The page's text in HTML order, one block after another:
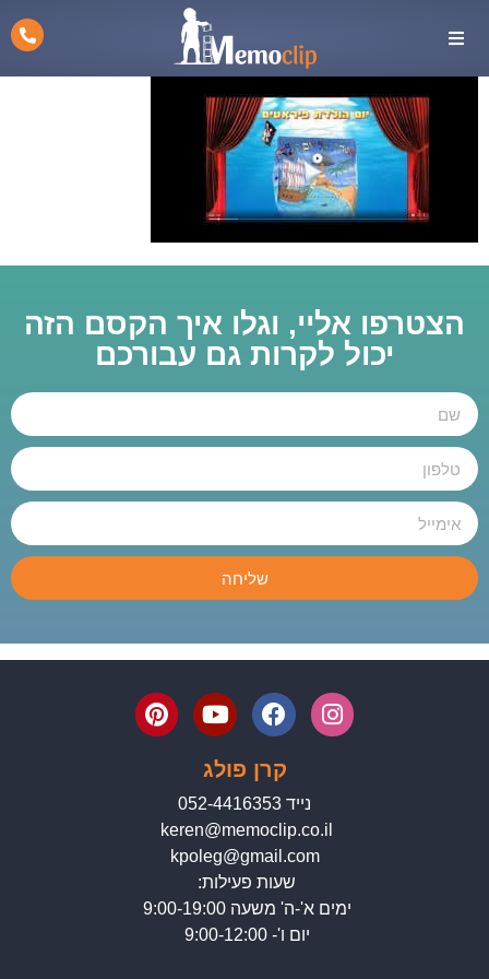
הצטרפו אליי, וגלו איך הקסם הזה
יכול לקרות גם עבורכם
שליחה
קרן פולג
נייד 052-4416353
keren@memoclip.co.il
kpoleg@gmail.com
שעות פעילות:
ימים א'-ה' משעה 9:00-19:00
יום ו'- 9:00-12:00